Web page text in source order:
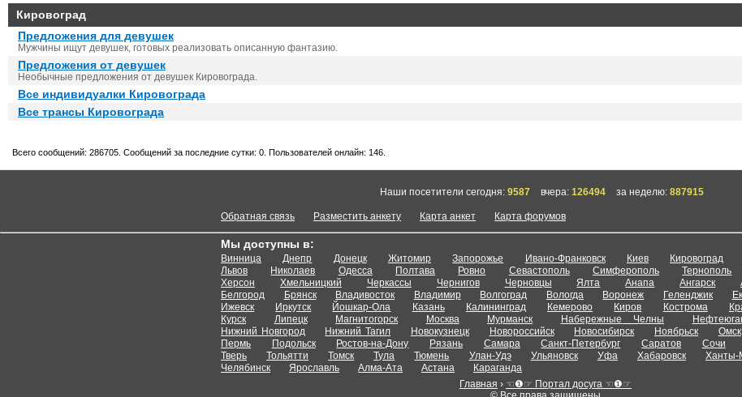
Кировоград
Предложения для девушек
Мужчины ищут девушек, готовых реализовать описанную фантазию.
Предложения от девушек
Необычные предложения от девушек Кировограда.
Все индивидуалки Кировограда
Все трансы Кировограда
Всего сообщений: 286705. Сообщений за последние сутки: 0. Пользователей онлайн: 146.
Наши посетители сегодня: 9587 вчера: 126494 за неделю: 887915
Обратная связь Разместить анкету Карта анкет Карта форумов
Мы доступны в:
Винница Днепр Донецк Житомир Запорожье Ивано-Франковск Киев Кировоград
Львов
Николаев Одесса Полтава Ровно Севастополь Симферополь Тернополь
Херсон
Хмельницкий Черкассы Чернигов Черновцы Ялта Анапа Ангарск
Белгород
Брянск Владивосток Владимир Волгоград Вологда Воронеж Геленджик
Ижевск
Иркутск Йошкар-Ола Казань Калининград Кемерово Киров Кострома
Курск
Липецк Магнитогорск Москва Мурманск Набережные Челны
Нижний Новгород
Нижний Тагил Новокузнецк Новороссийск Новосибирск Ноябрьск Омск
Пермь
Подольск Ростов-на-Дону Рязань Самара Санкт-Петербург Саратов Сочи
Тверь
Тольятти Томск Тула Тюмень Улан-Удэ Ульяновск Уфа Хабаровск Ханты-
Челябинск
Ярославль Алма-Ата Астана
Караганда
Главная › ☜❶☞ Портал досуга ☜❶☞